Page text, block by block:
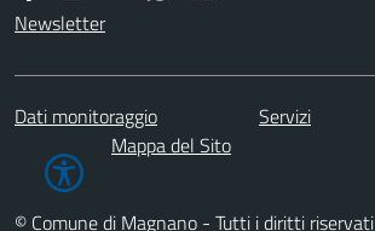
Newsletter
Dati monitoraggio Servizi
Mappa del Sito
© Comune di Magnano - Tutti i diritti riservati